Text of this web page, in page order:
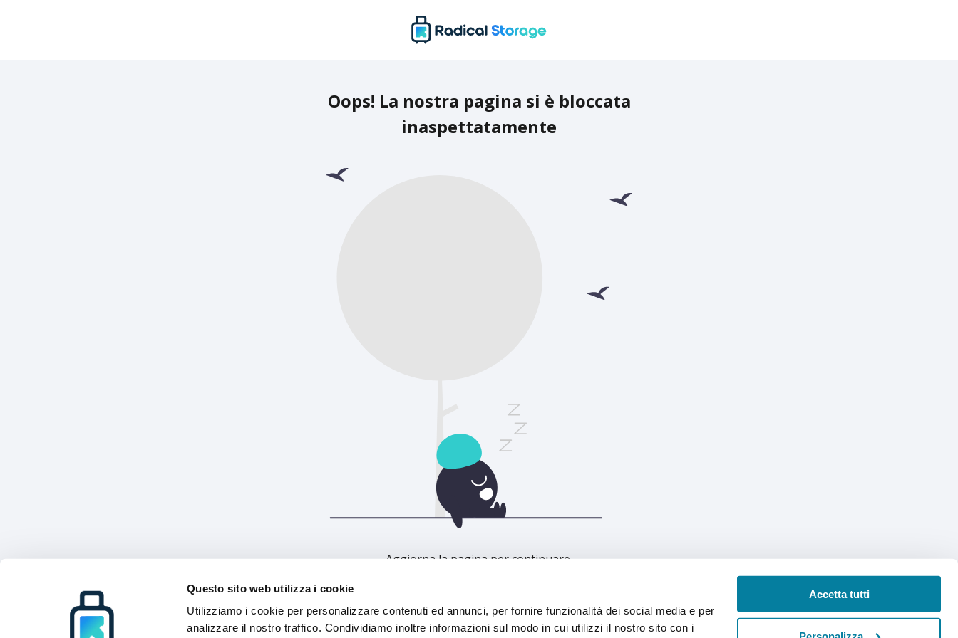
Questo sito web utilizza i cookie
Utilizziamo i cookie per personalizzare contenuti ed annunci, per fornire funzionalità dei social media e per
analizzare il nostro traffico. Condividiamo inoltre informazioni sul modo in cui utilizzi il nostro sito con i
Accetta tutti
Oops! La nostra pagina si è bloccata
inaspettatamente
Aggiorna la pagina per continuare.
Aggiorna